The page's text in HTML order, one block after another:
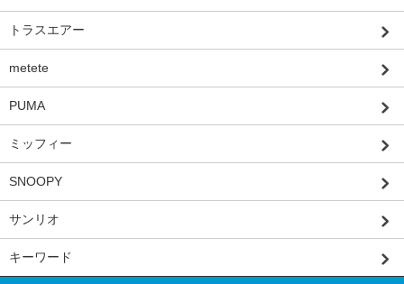
トラスエアー
metete
PUMA
ミッフィー
SNOOPY
サンリオ
キーワード